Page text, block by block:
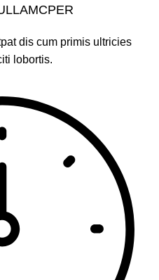
dis cum primis ultricies
lobortis.